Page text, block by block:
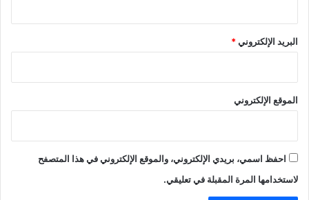
البريد الإلكتروني*
الموقع الإلكتروني
احفظ اسمي، بريدي الإلكتروني، والموقع الإلكتروني في هذا المتصفح
لاستخدامها المرة المقبلة في تعليقي.